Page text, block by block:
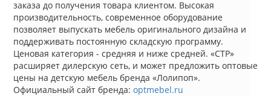
заказа до получения товара клиентом. Высокая
производительность, современное оборудование
позволяет выпускать мебель оригинального дизайна и
поддерживать постоянную складскую программу.
Ценовая категория - средняя и ниже средней. «СТР»
расширяет дилерскую сеть, и может предложить оптовые
цены на детскую мебель бренда «Лолипоп».
Официальный сайт бренда: optmebel.ru